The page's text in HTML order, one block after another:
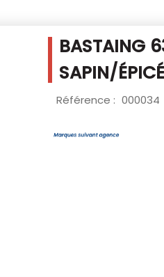
BASTAING
SAPIN/
Référence : 000034